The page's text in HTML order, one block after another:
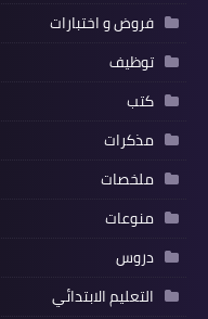
فروض و اختبارات
توظيف
كتب
مذكرات
ملخصات
منوعات
دروس
التعليم الابتدائي